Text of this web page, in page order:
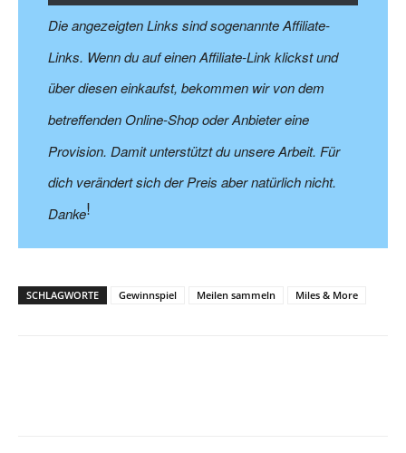
Die angezeigten Links sind sogenannte Affiliate-
Links. Wenn du auf einen Affiliate-Link klickst und
über diesen einkaufst, bekommen wir von dem
betreffenden Online-Shop oder Anbieter eine
Provision. Damit unterstützt du unsere Arbeit. Für
dich verändert sich der Preis aber natürlich nicht.
Danke!
SCHLAGWORTE Gewinnspiel Meilen sammeln Miles & More